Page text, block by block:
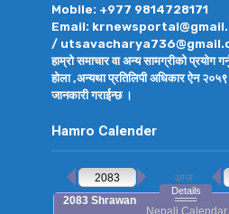
Mobile: +977 9814728171
Email:
/ utsavacharya736@gmail.com
हाम्रो समाचार वा अन्य सामग्रीको प्रयोग
होला ,अन्यथा प्रतिलिपी अधिकार ऐन २०५९
जानकारी गराईन्छ ।
Hamro Calender